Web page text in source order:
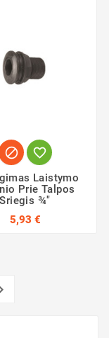
 
Laistymo
Prie Talpos
Sriegis ¾"
5,93 €